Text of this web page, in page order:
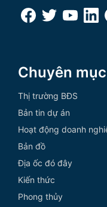
Chuyên mục
Thị trường BĐS
Bản tin dự án
Hoạt động doanh
Bản đồ
Địa ốc đó đây
Kiến thức
Phong thủy